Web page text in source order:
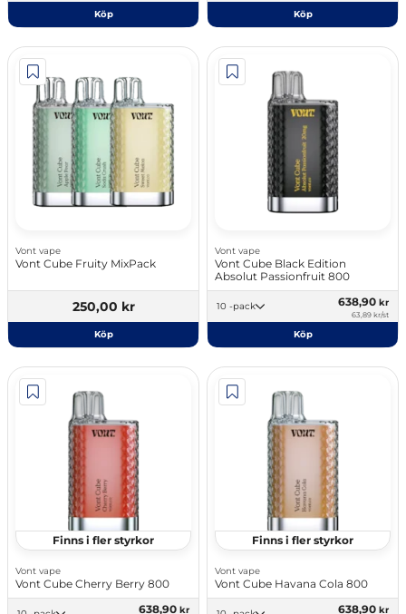
Köp Köp
Vont vape
Vont Cube Fruity MixPack
250,00 kr
Köp
Vont vape
Vont Cube Black Edition
Absolut Passionfruit 800
10 -pack 638,90 kr
63,89 kr/st
Köp
Finns i fler styrkor
Vont vape
Vont Cube Cherry Berry 800
638,90 kr
Finns i fler styrkor
Vont vape
Vont Cube Havana Cola 800
638,90 kr